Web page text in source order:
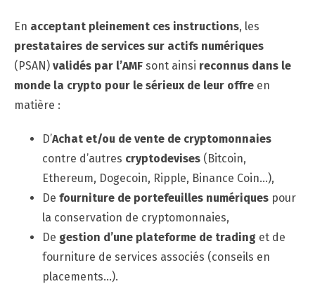
En acceptant pleinement ces instructions, les
prestataires de services sur actifs numériques
(PSAN) validés par l’AMF sont ainsi reconnus dans le
monde la crypto pour le sérieux de leur offre en
matière :
D’Achat et/ou de vente de cryptomonnaies
contre d’autres cryptodevises (Bitcoin,
Ethereum, Dogecoin, Ripple, Binance Coin…),
De fourniture de portefeuilles numériques pour
la conservation de cryptomonnaies,
De gestion d’une plateforme de trading et de
fourniture de services associés (conseils en
placements…).